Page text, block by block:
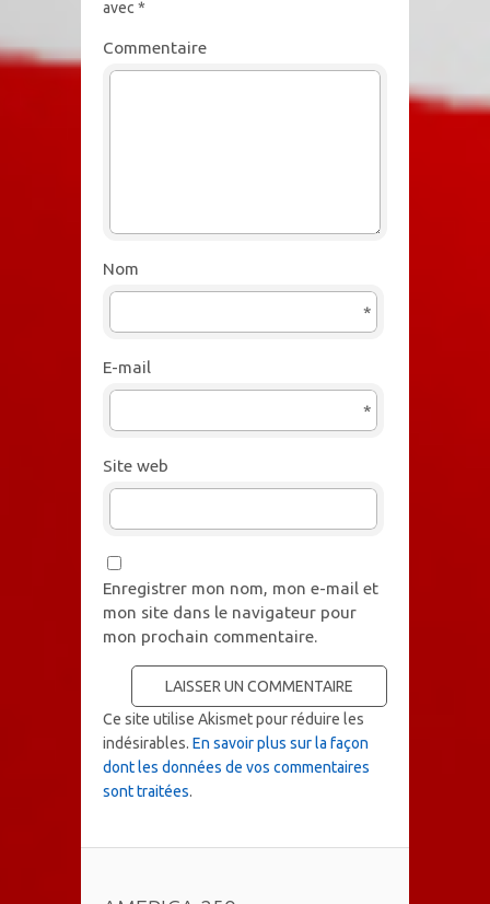
avec *
Commentaire
Nom
*
E-mail
*
Site web
Enregistrer mon nom, mon e-mail et
mon site dans le navigateur pour
mon prochain commentaire.
Ce site utilise Akismet pour réduire les
indésirables. En savoir plus sur la façon
dont les données de vos commentaires
sont traitées.